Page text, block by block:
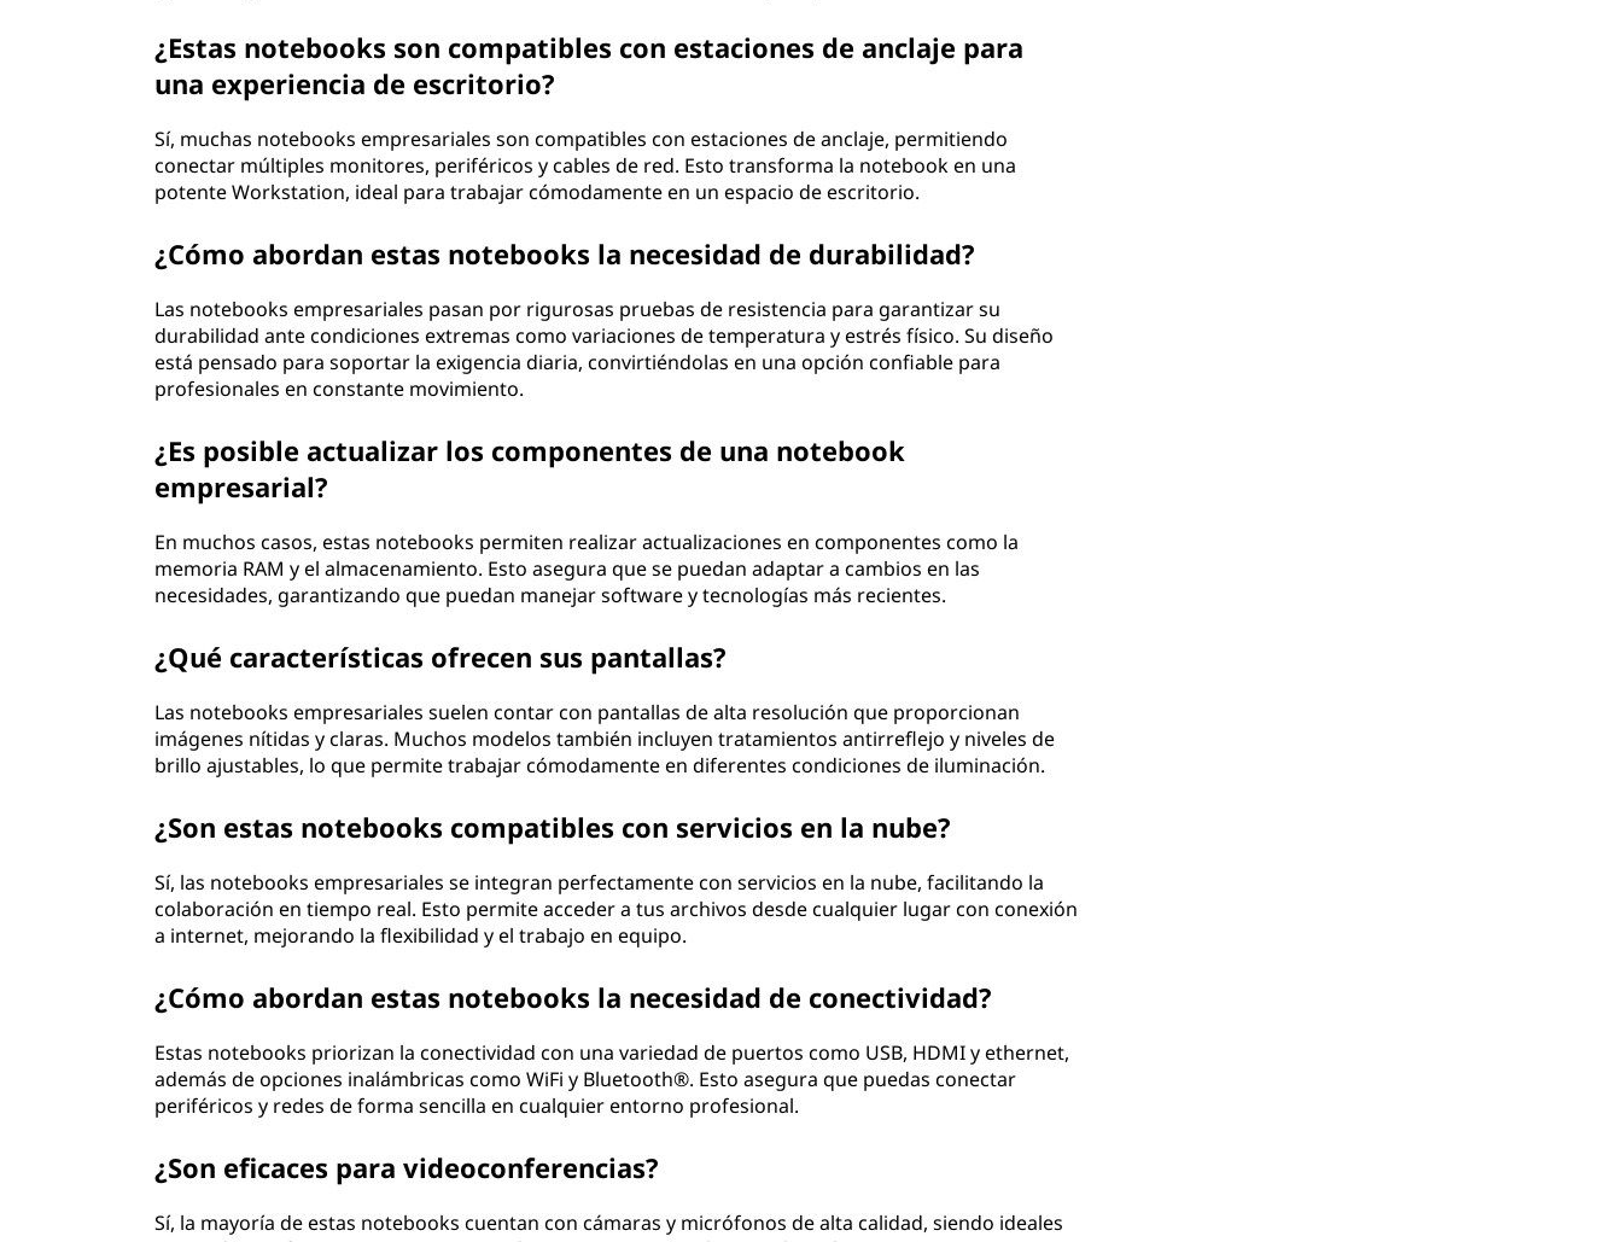
¿Estas notebooks son compatibles con estaciones de anclaje para
una experiencia de escritorio?
Sí, muchas notebooks empresariales son compatibles con estaciones de anclaje, permitiendo
conectar múltiples monitores, periféricos y cables de red. Esto transforma la notebook en una
potente Workstation, ideal para trabajar cómodamente en un espacio de escritorio.
¿Cómo abordan estas notebooks la necesidad de durabilidad?
Las notebooks empresariales pasan por rigurosas pruebas de resistencia para garantizar su
durabilidad ante condiciones extremas como variaciones de temperatura y estrés físico. Su diseño
está pensado para soportar la exigencia diaria, convirtiéndolas en una opción confiable para
profesionales en constante movimiento.
¿Es posible actualizar los componentes de una notebook
empresarial?
En muchos casos, estas notebooks permiten realizar actualizaciones en componentes como la
memoria RAM y el almacenamiento. Esto asegura que se puedan adaptar a cambios en las
necesidades, garantizando que puedan manejar software y tecnologías más recientes.
¿Qué características ofrecen sus pantallas?
Las notebooks empresariales suelen contar con pantallas de alta resolución que proporcionan
imágenes nítidas y claras. Muchos modelos también incluyen tratamientos antirreflejo y niveles de
brillo ajustables, lo que permite trabajar cómodamente en diferentes condiciones de iluminación.
¿Son estas notebooks compatibles con servicios en la nube?
Sí, las notebooks empresariales se integran perfectamente con servicios en la nube, facilitando la
colaboración en tiempo real. Esto permite acceder a tus archivos desde cualquier lugar con conexión
a internet, mejorando la flexibilidad y el trabajo en equipo.
¿Cómo abordan estas notebooks la necesidad de conectividad?
Estas notebooks priorizan la conectividad con una variedad de puertos como USB, HDMI y ethernet,
además de opciones inalámbricas como WiFi y Bluetooth®. Esto asegura que puedas conectar
periféricos y redes de forma sencilla en cualquier entorno profesional.
¿Son eficaces para videoconferencias?
Sí, la mayoría de estas notebooks cuentan con cámaras y micrófonos de alta calidad, siendo ideales